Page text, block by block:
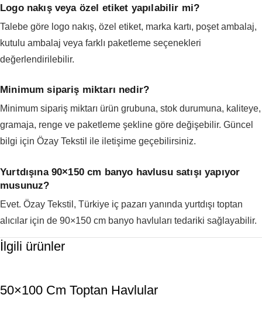
Logo nakış veya özel etiket yapılabilir mi?
Talebe göre logo nakış, özel etiket, marka kartı, poşet ambalaj,
kutulu ambalaj veya farklı paketleme seçenekleri
değerlendirilebilir.
Minimum sipariş miktarı nedir?
Minimum sipariş miktarı ürün grubuna, stok durumuna, kaliteye,
gramaja, renge ve paketleme şekline göre değişebilir. Güncel
bilgi için Özay Tekstil ile iletişime geçebilirsiniz.
Yurtdışına 90×150 cm banyo havlusu satışı yapıyor
musunuz?
Evet. Özay Tekstil, Türkiye iç pazarı yanında yurtdışı toptan
alıcılar için de 90×150 cm banyo havluları tedariki sağlayabilir.
İlgili ürünler
50×100 Cm Toptan Havlular